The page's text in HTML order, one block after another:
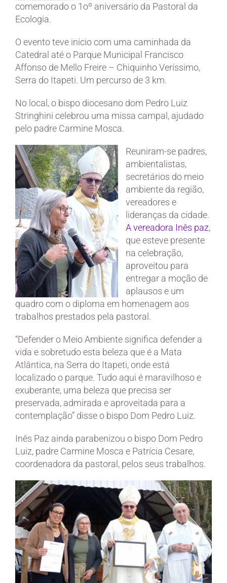
comemorado o 1oº aniversário da Pastoral da
Ecologia.
O evento teve início com uma caminhada da
Catedral até o Parque Municipal Francisco
Affonso de Mello Freire – Chiquinho Veríssimo,
Serra do Itapeti. Um percurso de 3 km.
No local, o bispo diocesano dom Pedro Luiz
Stringhini celebrou uma missa campal, ajudado
pelo padre Carmine Mosca.
Reuniram-se padres,
ambientalistas,
secretários do meio
ambiente da região,
vereadores e
lideranças da cidade.
A vereadora Inês paz,
que esteve presente
na celebração,
aproveitou para
entregar a moção de
aplausos e um
quadro com o diploma em homenagem aos
trabalhos prestados pela pastoral.
“Defender o Meio Ambiente significa defender a
vida e sobretudo esta beleza que é a Mata
Atlântica, na Serra do Itapeti, onde está
localizado o parque. Tudo aqui é maravilhoso e
exuberante, uma beleza que precisa ser
preservada, admirada e aproveitada para a
contemplação” disse o bispo Dom Pedro Luiz.
Inês Paz ainda parabenizou o bispo Dom Pedro
Luiz, padre Carmine Mosca e Patrícia Cesare,
coordenadora da pastoral, pelos seus trabalhos.